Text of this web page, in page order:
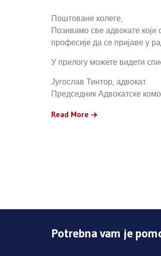
Поштоване колеге,
Позивамо све адвокате
професије да се пријаве у
У прилогу можете видети
Југослав Тинтор, адвокат
Председник Адвокатске
Read More
Potrebna vam je